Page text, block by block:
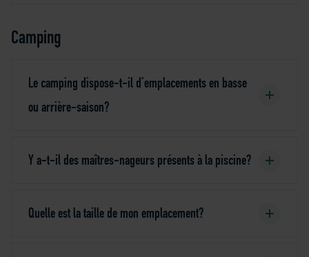
Camping
Le camping dispose-t-il d’emplacements en basse
ou arrière-saison?
Y a-t-il des maîtres-nageurs présents à la piscine?
Quelle est la taille de mon emplacement?